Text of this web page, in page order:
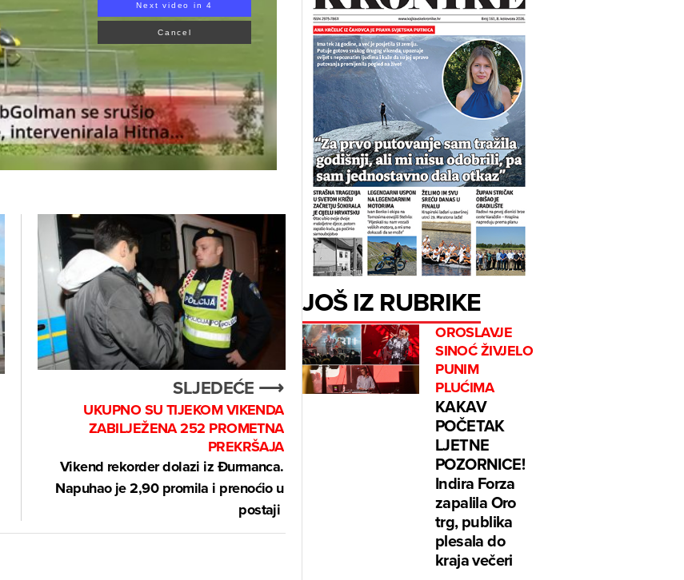
Next video in 4
Cancel
SLJEDEĆE ⟶
UKUPNO SU TIJEKOM VIKENDA
ZABILJEŽENA 252 PROMETNA
PREKRŠAJA
Vikend rekorder dolazi iz Đurmanca.
Napuhao je 2,90 promila i prenoćio u
postaji
JOŠ IZ RUBRIKE
OROSLAVJE
SINOĆ ŽIVJELO
PUNIM
PLUĆIMA
KAKAV
POČETAK
LJETNE
POZORNICE!
Indira Forza
zapalila Oro
trg, publika
plesala do
kraja večeri